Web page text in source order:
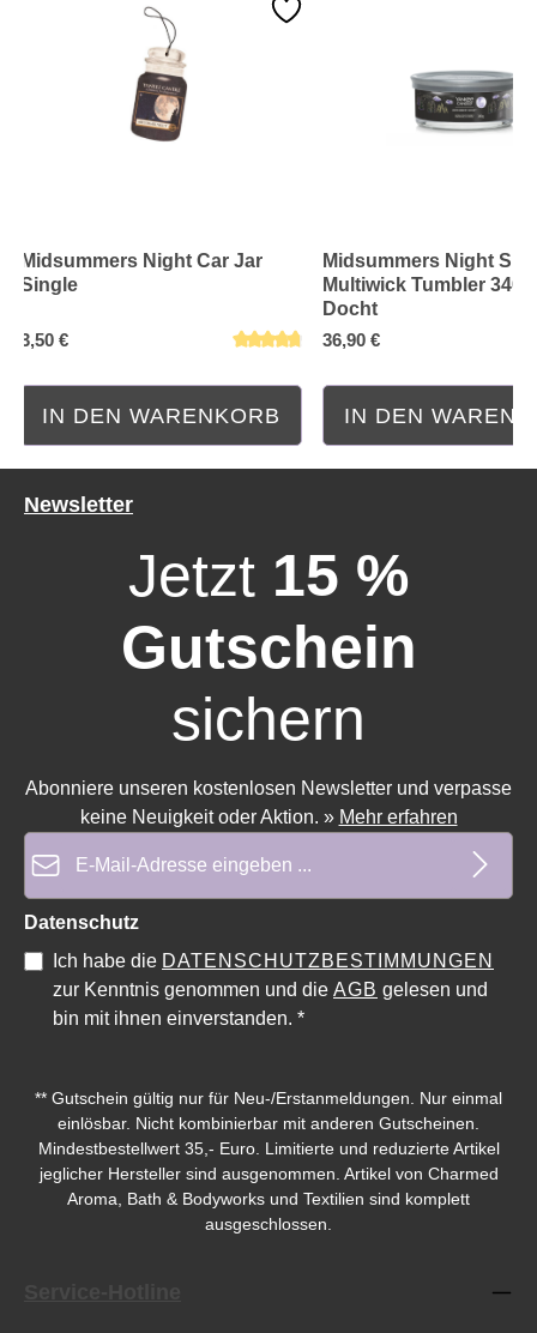
Midsummers Night Car Jar
Single
3,50 €
Durchschnittliche Bewertung von 4.83 von 5 Sternen
IN DEN WARENKORB
Midsummers Night
Multiwick Tumbler 340g
Docht
36,90 €
IN DEN
Newsletter
Jetzt 15 %
Gutschein
sichern
Abonniere unseren kostenlosen Newsletter und verpasse
keine Neuigkeit oder Aktion. » Mehr erfahren
Datenschutz
Ich habe die DATENSCHUTZBESTIMMUNGEN
zur Kenntnis genommen und die AGB gelesen und
bin mit ihnen einverstanden. *
** Gutschein gültig nur für Neu-/Erstanmeldungen. Nur einmal
einlösbar. Nicht kombinierbar mit anderen Gutscheinen.
Mindestbestellwert 35,- Euro. Limitierte und reduzierte Artikel
jeglicher Hersteller sind ausgenommen. Artikel von Charmed
Aroma, Bath & Bodyworks und Textilien sind komplett
ausgeschlossen.